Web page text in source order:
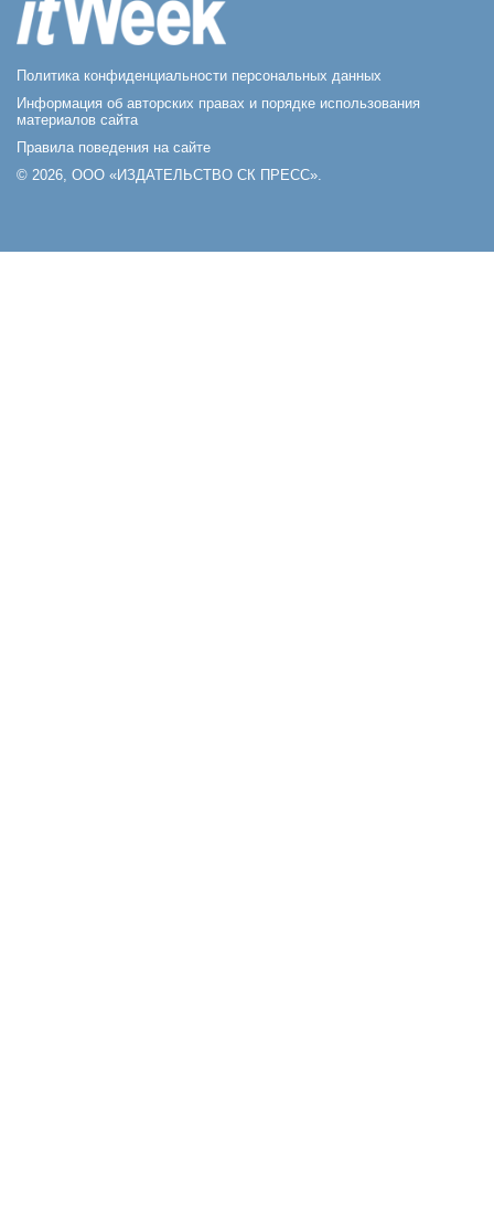
Политика конфиденциальности персональных данных
Информация об авторских правах и порядке использования
материалов сайта
Правила поведения на сайте
© 2026, ООО «ИЗДАТЕЛЬСТВО СК ПРЕСС».